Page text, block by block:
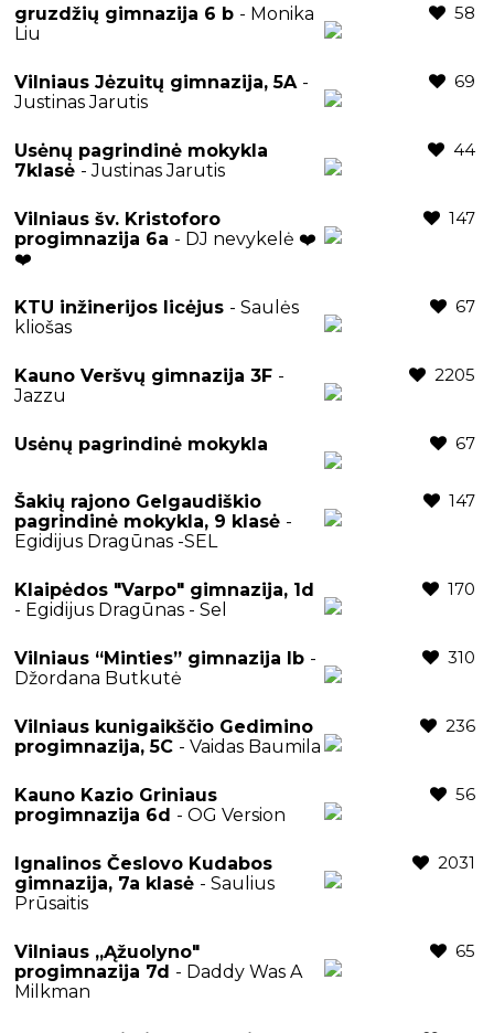
gruzdžių gimnazija 6 b - Monika
Liu
58
Vilniaus Jėzuitų gimnazija, 5A -
Justinas Jarutis
69
Usėnų pagrindinė mokykla
7klasė - Justinas Jarutis
44
Vilniaus šv. Kristoforo
progimnazija 6a - DJ nevykelė ❤️
❤️
147
KTU inžinerijos licėjus - Saulės
kliošas
67
Kauno Veršvų gimnazija 3F -
Jazzu
2205
Usėnų pagrindinė mokykla 67
Šakių rajono Gelgaudiškio
pagrindinė mokykla, 9 klasė -
Egidijus Dragūnas -SEL
147
Klaipėdos "Varpo" gimnazija, 1d
- Egidijus Dragūnas - Sel
170
Vilniaus “Minties” gimnazija Ib -
Džordana Butkutė
310
Vilniaus kunigaikščio Gedimino
progimnazija, 5C - Vaidas Baumila
236
Kauno Kazio Griniaus
progimnazija 6d - OG Version
56
Ignalinos Česlovo Kudabos
gimnazija, 7a klasė - Saulius
Prūsaitis
2031
Vilniaus „Ąžuolyno"
progimnazija 7d - Daddy Was A
Milkman
65